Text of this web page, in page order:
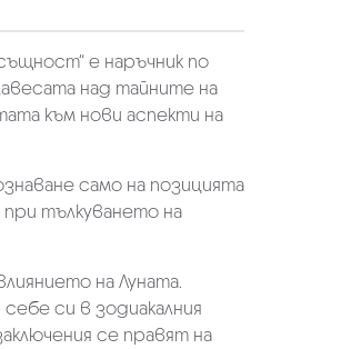
е наръчник по
над тайните на
към нови аспекти на
само на позицията
тълкуването на
на Луната.
си в зодиакалния
се правят на